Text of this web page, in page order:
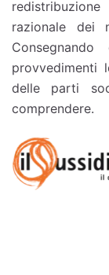
razionale dei
provvedimenti
delle parti
comprendere.